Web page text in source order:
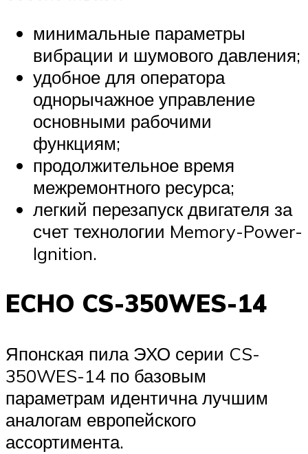
минимальные параметры
вибрации и шумового давления;
удобное для оператора
однорычажное управление
основными рабочими
функциям;
продолжительное время
межремонтного ресурса;
легкий перезапуск двигателя за
счет технологии Memory-Power-
Ignition.
ECHO CS-350WES-14
Японская пила ЭХО серии CS-
350WES-14 по базовым
параметрам идентична лучшим
аналогам европейского
ассортимента.